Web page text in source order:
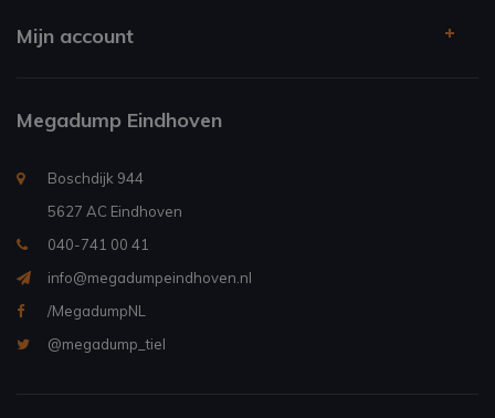
Mijn account
Megadump Eindhoven
Boschdijk 944
5627 AC Eindhoven
040-741 00 41
info@megadumpeindhoven.nl
/MegadumpNL
@megadump_tiel